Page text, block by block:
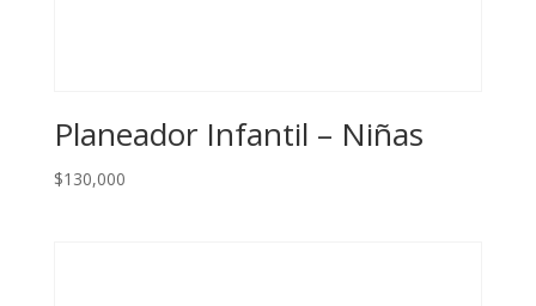
Planeador Infantil – Niñas
$130,000